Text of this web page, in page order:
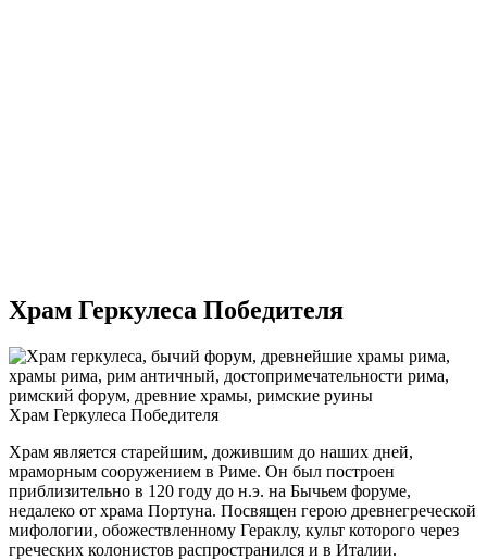
Храм Геркулеса Победителя
Храм Геркулеса Победителя
Храм является старейшим, дожившим до наших дней,
мраморным сооружением в Риме. Он был построен
приблизительно в 120 году до н.э. на Бычьем форуме,
недалеко от храма Портуна. Посвящен герою древнегреческой
мифологии, обожествленному Гераклу, культ которого через
греческих колонистов распространился и в Италии.